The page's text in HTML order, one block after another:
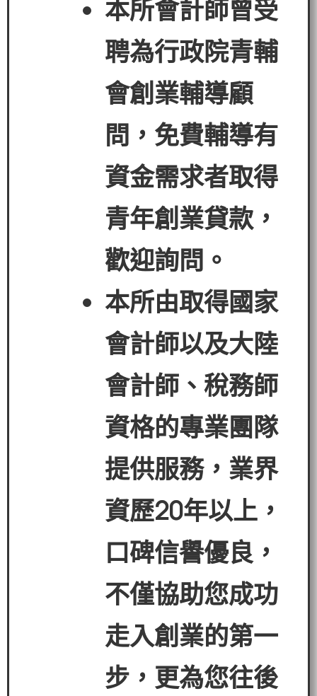
本所會計師曾受
聘為行政院青輔
會創業輔導顧
問，免費輔導有
資金需求者取得
青年創業貸款，
歡迎詢問。
本所由取得國家
會計師以及大陸
會計師、稅務師
資格的專業團隊
提供服務，業界
資歷20年以上，
口碑信譽優良，
不僅協助您成功
走入創業的第一
步，更為您往後